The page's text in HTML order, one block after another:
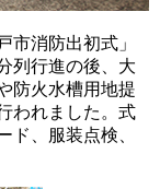
市消防出初式」
列行進の後、大
防火水槽用地提
われました。式
ド、服装点検、